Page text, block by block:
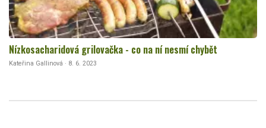
Nízkosacharidová grilovačka - co na ní nesmí chybět
Kateřina Gallinová · 8. 6. 2023